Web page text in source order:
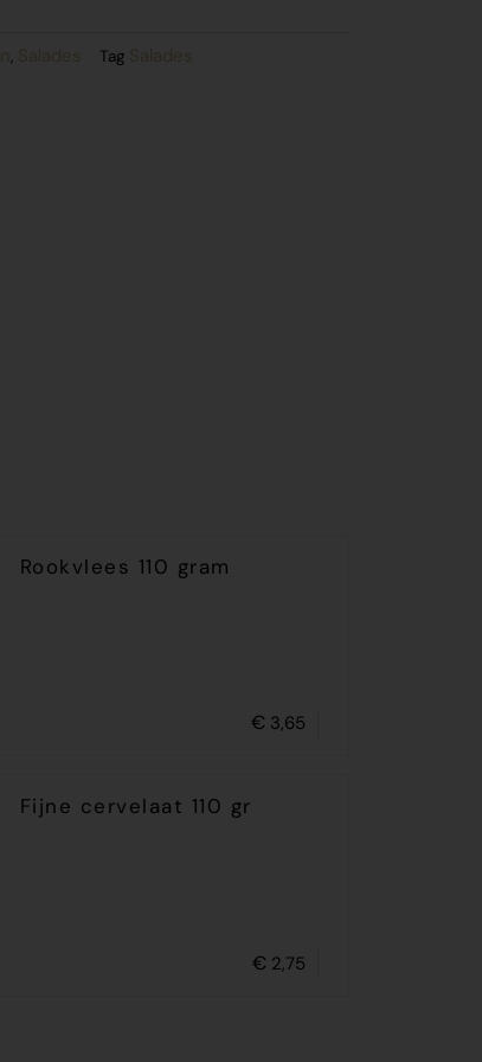
, Tag Salades
Rookvlees 110 gram
€ 3,65
Fijne cervelaat 110 gr
€ 2,75